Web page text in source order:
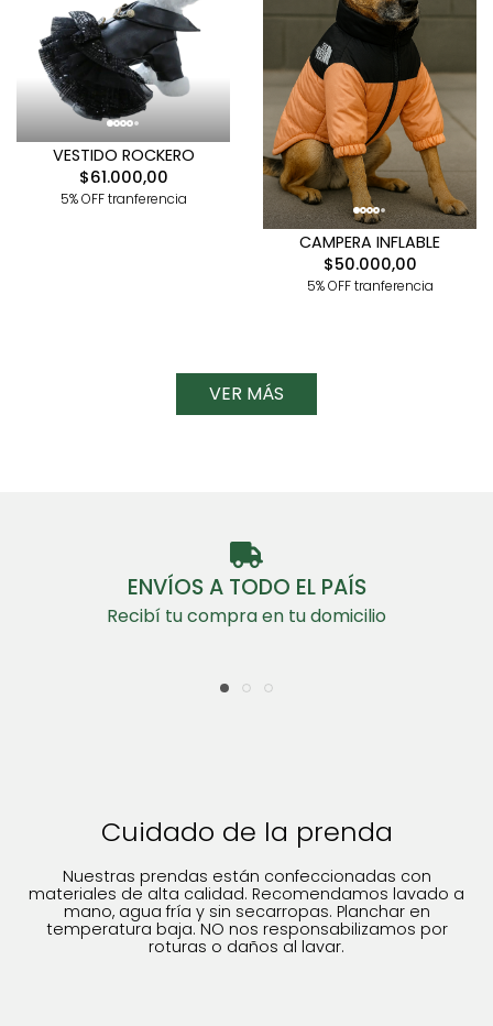
VESTIDO ROCKERO
$61.000,00
5% OFF tranferencia
CAMPERA INFLABLE
$50.000,00
5% OFF tranferencia
VER MÁS
ENVÍOS A TODO EL PAÍS
Recibí tu compra en tu domicilio
Cuidado de la prenda
Nuestras prendas están confeccionadas con
materiales de alta calidad. Recomendamos lavado a
mano, agua fría y sin secarropas. Planchar en
temperatura baja. NO nos responsabilizamos por
roturas o daños al lavar.